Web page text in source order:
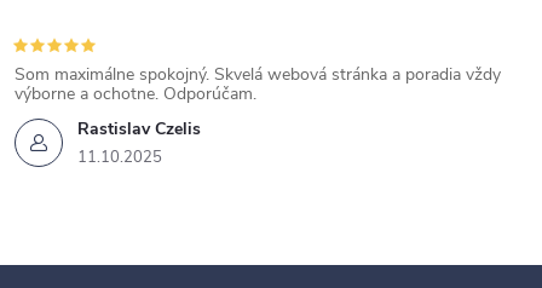
Rastislav Czelis
11.10.2025
Som maximálne spokojný. Skvelá webová stránka a poradia vždy
výborne a ochotne. Odporúčam.